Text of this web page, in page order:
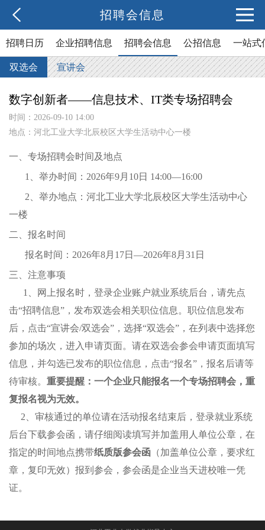
招聘会信息
招聘日历 企业招聘信息 招聘会信息 公招信息 一站式
双选会 宣讲会
数字创新者——信息技术、IT类专场招聘会
时间：2026-09-10 14:00
地点：河北工业大学北辰校区大学生活动中心一楼
一、专场招聘会时间及地点
1、举办时间：2026年9月10日 14:00—16:00
2、举办地点： 河北工业大学北辰校区大学生活动中心
一楼
二、报名时间
报名时间：2026年8月17日—2026年8月31日
三、注意事项
1、网上报名时，登录企业账户就业系统后台，请先点
击“招聘信息”，发布双选会相关职位信息。职位信息发布
后，点击“宣讲会/双选会”，选择“双选会”，在列表中选择您
参加的场次，进入申请页面。请在双选会参会申请页面填写
信息，并勾选已发布的职位信息，点击“报名”，报名后请等
待审核。 重要提醒：一个企业只能报名一个专场招聘会， 重
复报名视为无效。
2、审核通过的单位请在活动报名结束后，登录就业系统
后台下载参会函，请仔细阅读填写并加盖用人单位公章， 在
指定的时间地点携带纸质版参会函 （加盖单位公章，要求红
章，复印无效）报到参会 ，参会函是企业当天进校唯一凭
证。